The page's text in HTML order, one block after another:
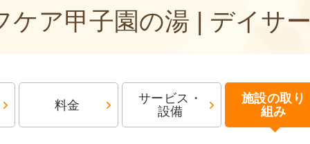
ケア甲子園の湯 | デイサ
料金
サービス・
設備
施設の取り
組み